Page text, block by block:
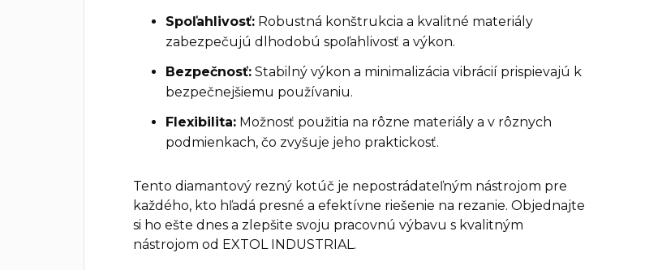
Spoľahlivosť: Robustná konštrukcia a kvalitné materiály
zabezpečujú dlhodobú spoľahlivosť a výkon.
Bezpečnosť: Stabilný výkon a minimalizácia vibrácií prispievajú k
bezpečnejšiemu používaniu.
Flexibilita: Možnosť použitia na rôzne materiály a v rôznych
podmienkach, čo zvyšuje jeho praktickosť.
Tento diamantový rezný kotúč je nepostrádateľným nástrojom pre
každého, kto hľadá presné a efektívne riešenie na rezanie. Objednajte
si ho ešte dnes a zlepšite svoju pracovnú výbavu s kvalitným
nástrojom od EXTOL INDUSTRIAL.